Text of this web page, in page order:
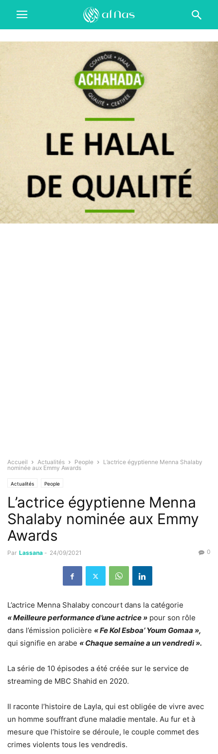
Accueil Actualités People
L’actrice égyptienne Menna Shalaby
nominée aux Emmy Awards
Actualités People
L’actrice égyptienne Menna
Shalaby nominée aux Emmy
Awards
Par Lassana - 24/09/2021 0
L’actrice Menna Shalaby concourt dans la catégorie
« Meilleure performance d’une actrice » pour son rôle
dans l’émission policière « Fe Kol Esboa’ Youm Gomaa »,
qui signifie en arabe « Chaque semaine a un vendredi ».
La série de 10 épisodes a été créée sur le service de
streaming de MBC Shahid en 2020.
Il raconte l’histoire de Layla, qui est obligée de vivre avec
un homme souffrant d’une maladie mentale. Au fur et à
mesure que l’histoire se déroule, le couple commet des
crimes violents tous les vendredis.